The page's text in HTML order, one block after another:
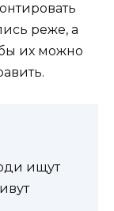
реже, а
их можно
ищут